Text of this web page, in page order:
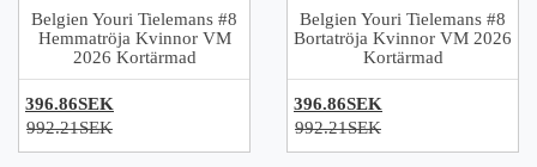
Belgien Youri Tielemans #8
Hemmatröja Kvinnor VM
2026 Kortärmad
396.86SEK
992.21SEK
Belgien Youri Tielemans #8
Bortatröja Kvinnor VM 2026
Kortärmad
396.86SEK
992.21SEK